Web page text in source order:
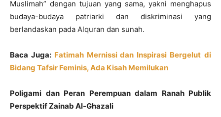
Muslimah” dengan tujuan yang sama, yakni menghapus
budaya-budaya patriarki dan diskriminasi yang
berlandaskan pada Alquran dan sunah.
Baca Juga: Fatimah Mernissi dan Inspirasi Bergelut di
Bidang Tafsir Feminis, Ada Kisah Memilukan
Poligami dan Peran Perempuan dalam Ranah Publik
Perspektif Zainab Al-Ghazali